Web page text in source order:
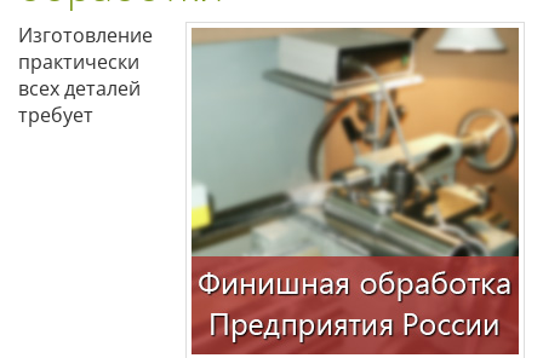
Изготовление
практически
всех деталей
требует